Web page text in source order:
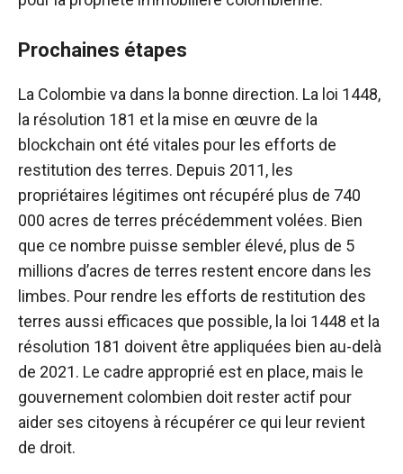
Prochaines étapes
La Colombie va dans la bonne direction. La loi 1448,
la résolution 181 et la mise en œuvre de la
blockchain ont été vitales pour les efforts de
restitution des terres. Depuis 2011, les
propriétaires légitimes ont récupéré plus de 740
000 acres de terres précédemment volées. Bien
que ce nombre puisse sembler élevé, plus de 5
millions d’acres de terres restent encore dans les
limbes. Pour rendre les efforts de restitution des
terres aussi efficaces que possible, la loi 1448 et la
résolution 181 doivent être appliquées bien au-delà
de 2021. Le cadre approprié est en place, mais le
gouvernement colombien doit rester actif pour
aider ses citoyens à récupérer ce qui leur revient
de droit.